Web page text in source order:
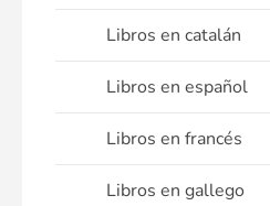
Libros en catalán
Libros en español
Libros en francés
Libros en gallego